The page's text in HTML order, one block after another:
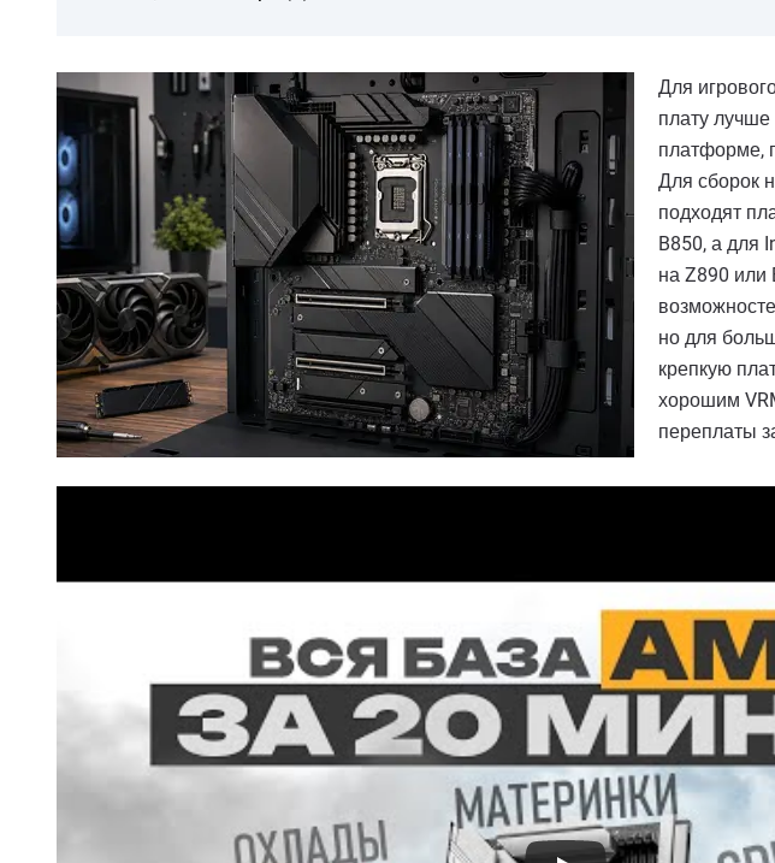
Для
плату
платформе,
Для сборок
подходят
B850, а для
на Z890 или
но для
крепкую
хорошим
переплаты